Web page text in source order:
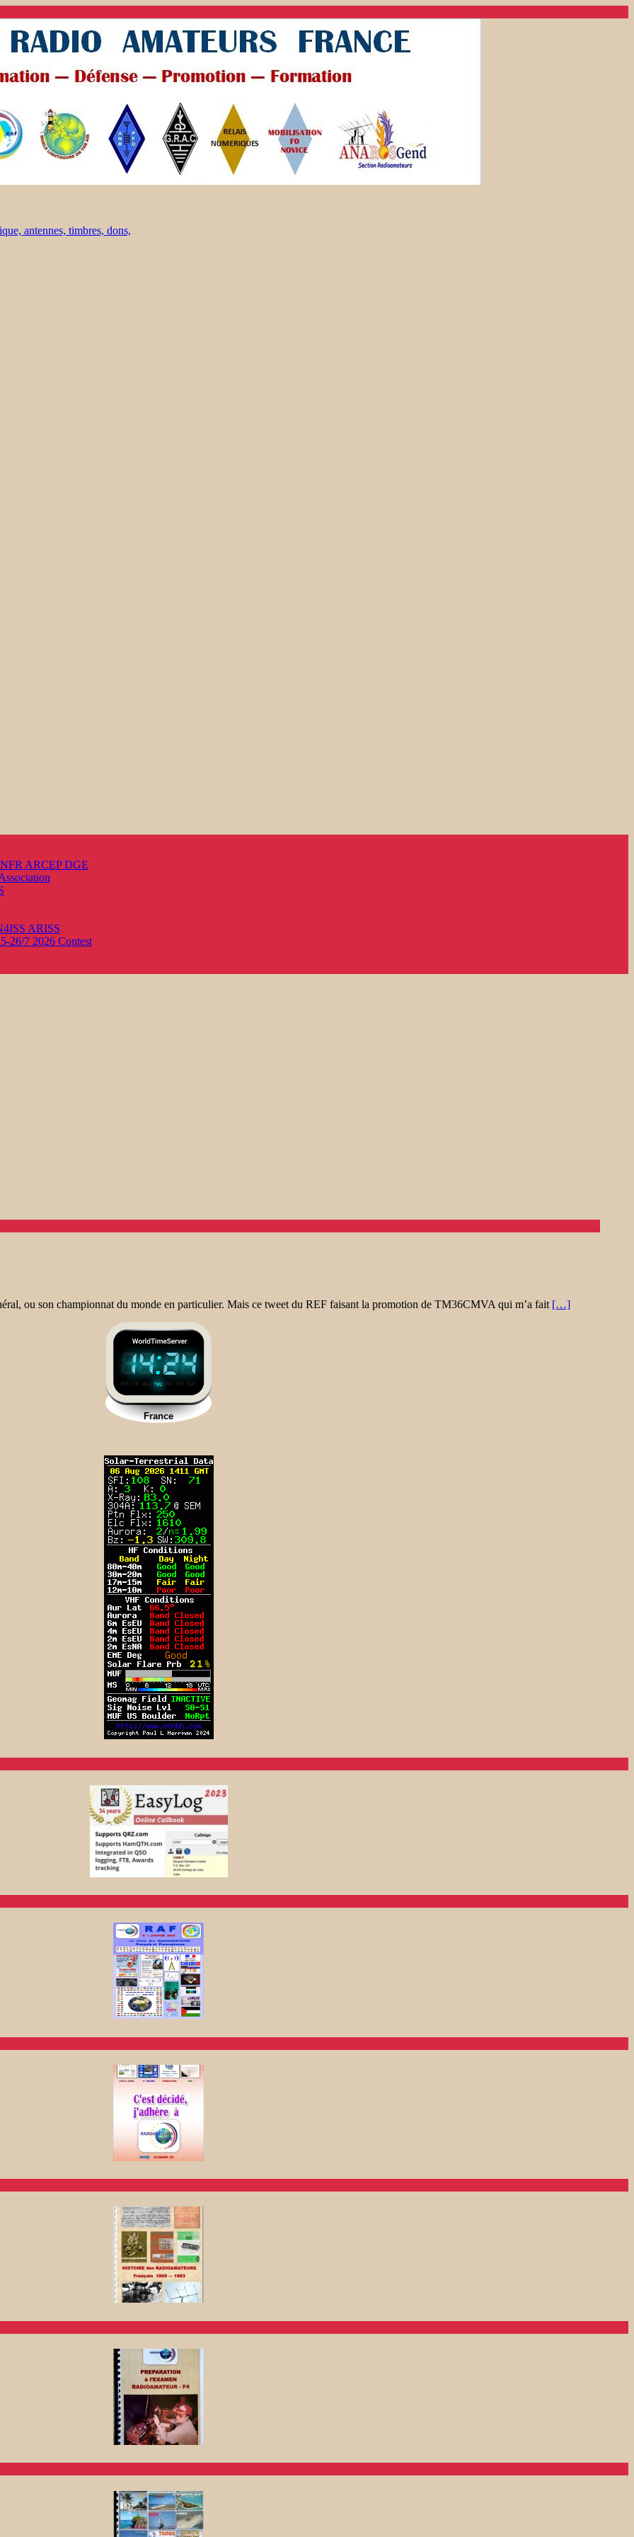
antennes, timbres, dons,
ARCEP DGE
ARISS
26/7 2026 Contest
ou son championnat du monde en particulier. Mais ce tweet du REF faisant la promotion de TM36CMVA qui m’a fait […]